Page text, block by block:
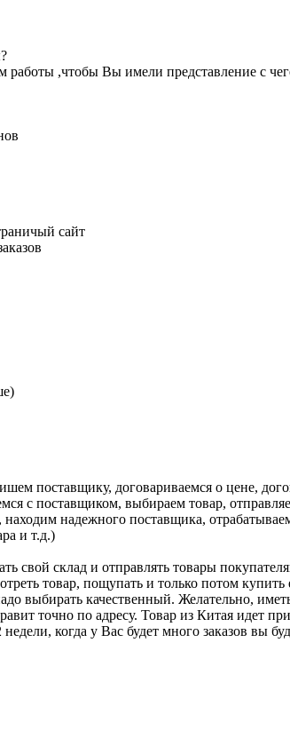
,чтобы Вы имели представление с
сайт
поставщику, договариваемся о цене,
с поставщиком, выбираем товар,
надежного поставщика,
и т.д.)
свой склад и отправлять товары
товар, пощупать и только потом
выбирать качественный. Желательно,
точно по адресу. Товар из Китая идет
когда у Вас будет много заказов вы